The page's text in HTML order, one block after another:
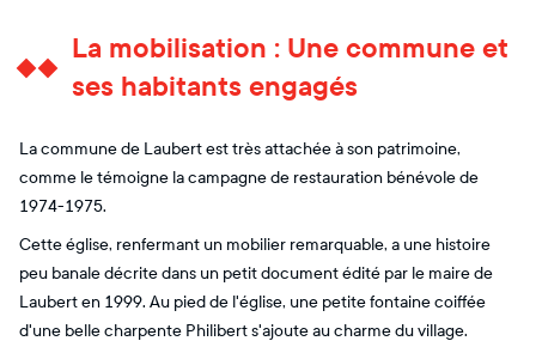
La mobilisation : Une commune et
ses habitants engagés
La commune de Laubert est très attachée à son patrimoine,
comme le témoigne la campagne de restauration bénévole de
1974-1975.
Cette église, renfermant un mobilier remarquable, a une histoire
peu banale décrite dans un petit document édité par le maire de
Laubert en 1999. Au pied de l'église, une petite fontaine coiffée
d'une belle charpente Philibert s'ajoute au charme du village.